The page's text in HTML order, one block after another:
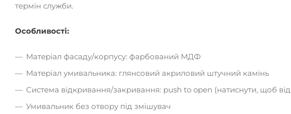
термін служби.
Особливості:
Матеріал фасаду/корпусу: фарбований МДФ
Матеріал умивальника: глянсовий акриловий штучний камінь
Система відкривання/закривання: push to open (натиснути, щоб
Умивальник без отвору під змішувач